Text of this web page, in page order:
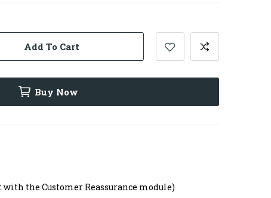
Add To Cart
Buy Now
with the Customer Reassurance module)